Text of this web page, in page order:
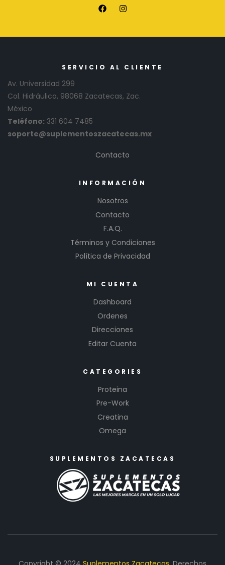
SERVICIO AL CLIENTE
Av. Universidad 299
Col. Hidráulica, 98068 Zacatecas, Zac.
México
Teléfono: 331 604 7485
soporte@suplementoszacatecas.mx
Contacto
INFORMACIÓN
Nosotros
Contacto
F.A.Q.
Términos y Condiciones
Política de Privacidad
MI CUENTA
Dashboard
Ordenes
Direcciones
Editar Cuenta
CATEGORIES
Proteina
Pre-Work
Creatina
Omega
SUPLEMENTOS ZACATECAS